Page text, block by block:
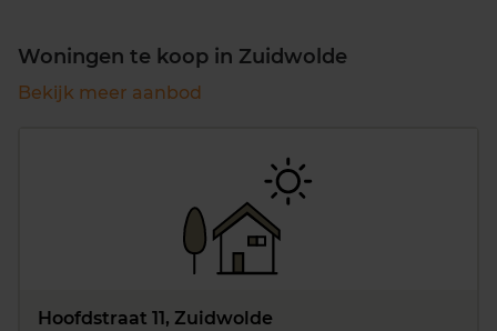
Woningen te koop in Zuidwolde
Bekijk meer aanbod
Hoofdstraat 11, Zuidwolde